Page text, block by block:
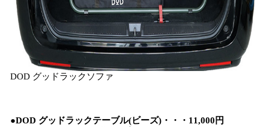
DOD グッドラックソファ
●DOD グッドラックテーブル(ビーズ) ・・・11,000 円